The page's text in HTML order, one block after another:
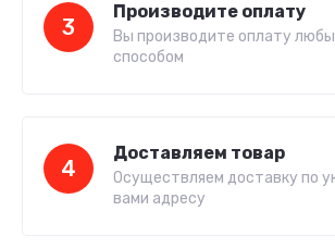
3
Производите оплату
Вы производите оплату
способом
4
Доставляем товар
Осуществляем доставку по
вами адресу